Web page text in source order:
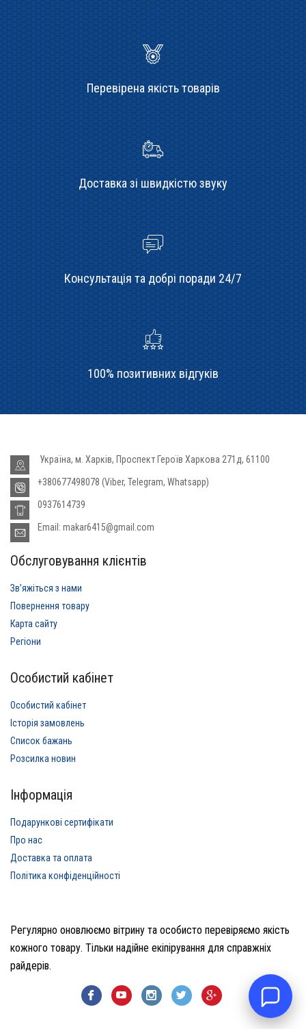
Перевірена якість товарів
Доставка зі швидкістю звуку
Консультація та добрі поради 24/7
100% позитивних відгуків
Україна, м. Харків, Проспект Героїв Харкова 271д, 61100
+380677498078 (Viber, Telegram, Whatsapp)
0937614739
Email: makar6415@gmail.com
Обслуговування клієнтів
Звʼяжіться з нами
Повернення товару
Карта сайту
Регіони
Особистий кабінет
Особистий кабінет
Історія замовлень
Список бажань
Розсилка новин
Інформація
Подарункові сертифікати
Про нас
Доставка та оплата
Політика конфіденційності
Регулярно оновлюємо вітрину та особисто перевіряємо якість
кожного товару. Тільки надійне екіпірування для справжніх
райдерів.